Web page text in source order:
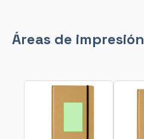
Áreas de impresión